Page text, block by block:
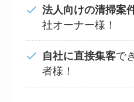
法人向けの清掃案
社オーナー様！
自社に直接集客で
者様！